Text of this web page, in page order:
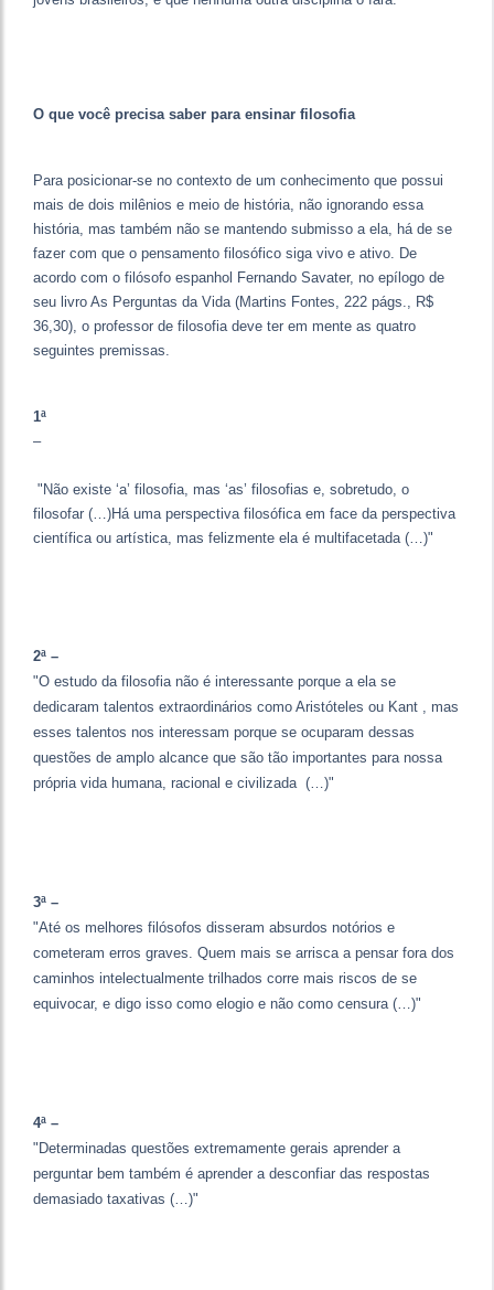
O que você precisa saber para ensinar filosofia
Para posicionar-se no contexto de um conhecimento que possui
mais de dois milênios e meio de história, não ignorando essa
história, mas também não se mantendo submisso a ela, há de se
fazer com que o pensamento filosófico siga vivo e ativo. De
acordo com o filósofo espanhol Fernando Savater, no epílogo de
seu livro As Perguntas da Vida (Martins Fontes, 222 págs., R$
36,30), o professor de filosofia deve ter em mente as quatro
seguintes premissas.
1ª
–
"Não existe ‘a’ filosofia, mas ‘as’ filosofias e, sobretudo, o
filosofar (…)Há uma perspectiva filosófica em face da perspectiva
científica ou artística, mas felizmente ela é multifacetada (…)"
2ª –
"O estudo da filosofia não é interessante porque a ela se
dedicaram talentos extraordinários como Aristóteles ou Kant , mas
esses talentos nos interessam porque se ocuparam dessas
questões de amplo alcance que são tão importantes para nossa
própria vida humana, racional e civilizada (…)"
3ª –
"Até os melhores filósofos disseram absurdos notórios e
cometeram erros graves. Quem mais se arrisca a pensar fora dos
caminhos intelectualmente trilhados corre mais riscos de se
equivocar, e digo isso como elogio e não como censura (…)"
4ª –
"Determinadas questões extremamente gerais aprender a
perguntar bem também é aprender a desconfiar das respostas
demasiado taxativas (…)"